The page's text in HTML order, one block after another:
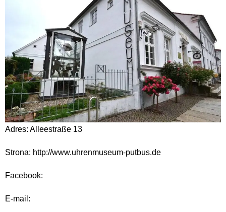
Adres: Alleestraße 13
Strona: http://www.uhrenmuseum-putbus.de
Facebook:
E-mail: